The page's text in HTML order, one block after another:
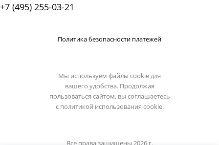
+7 (495) 255-03-21
Политика безопасности платежей
Мы используем файлы cookie для
вашего удобства. Продолжая
пользоваться сайтом, вы соглашаетесь
с политикой использования cookie.
Все права защищены 2026 г.